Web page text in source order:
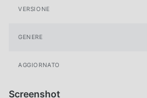
VERSIONE
GENERE
AGGIORNATO
Screenshot